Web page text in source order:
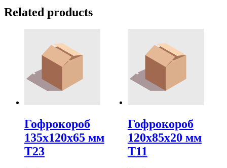
Related products
Гофрокороб
135х120х65 мм
Т23
Гофрокороб
120х85х20 мм
Т11